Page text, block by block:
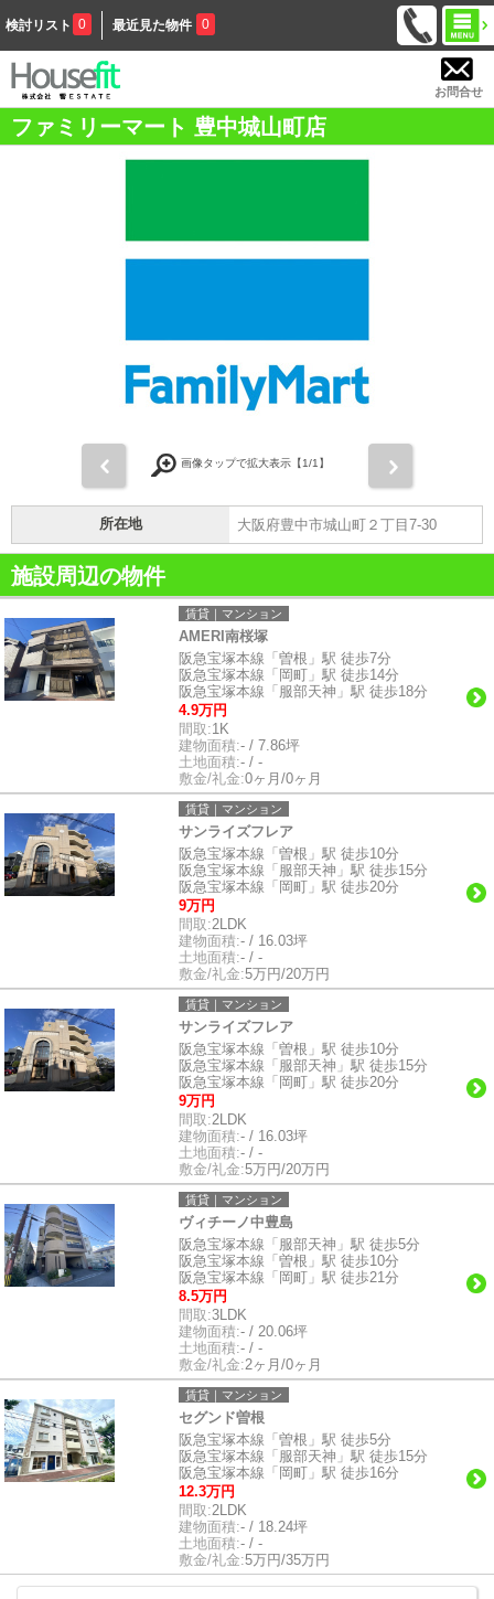
検討リスト 0 最近見た物件 0
お問合せ
ファミリーマート 豊中城山町店
画像タップで拡大表示【1/1】
所在地 大阪府豊中市城山町２丁目7-30
施設周辺の物件
賃貸｜マンション
AMERI南桜塚
阪急宝塚本線「曽根」駅 徒歩7分
阪急宝塚本線「岡町」駅 徒歩14分
阪急宝塚本線「服部天神」駅 徒歩18分
4.9万円
間取:1K
建物面積:- / 7.86坪
土地面積:- / -
敷金/礼金:0ヶ月/0ヶ月
賃貸｜マンション
サンライズフレア
阪急宝塚本線「曽根」駅 徒歩10分
阪急宝塚本線「服部天神」駅 徒歩15分
阪急宝塚本線「岡町」駅 徒歩20分
9万円
間取:2LDK
建物面積:- / 16.03坪
土地面積:- / -
敷金/礼金:5万円/20万円
賃貸｜マンション
サンライズフレア
阪急宝塚本線「曽根」駅 徒歩10分
阪急宝塚本線「服部天神」駅 徒歩15分
阪急宝塚本線「岡町」駅 徒歩20分
9万円
間取:2LDK
建物面積:- / 16.03坪
土地面積:- / -
敷金/礼金:5万円/20万円
賃貸｜マンション
ヴィチーノ中豊島
阪急宝塚本線「服部天神」駅 徒歩5分
阪急宝塚本線「曽根」駅 徒歩10分
阪急宝塚本線「岡町」駅 徒歩21分
8.5万円
間取:3LDK
建物面積:- / 20.06坪
土地面積:- / -
敷金/礼金:2ヶ月/0ヶ月
賃貸｜マンション
セグンド曽根
阪急宝塚本線「曽根」駅 徒歩5分
阪急宝塚本線「服部天神」駅 徒歩15分
阪急宝塚本線「岡町」駅 徒歩16分
12.3万円
間取:2LDK
建物面積:- / 18.24坪
土地面積:- / -
敷金/礼金:5万円/35万円